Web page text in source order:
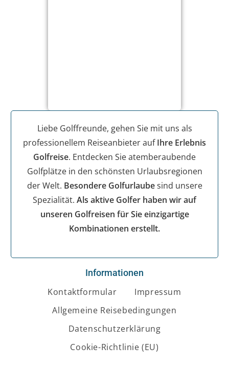
Liebe Golffreunde, gehen Sie mit uns als
professionellem Reiseanbieter aufIhre Erlebnis
Golfreise. Entdecken Sie atemberaubende
Golfplätze in den schönsten Urlaubsregionen
der Welt. Besondere Golfurlaubesind unsere
Spezialität. Als aktive Golfer haben wir auf
unseren Golfreisen für Sie einzigartige
Kombinationen erstellt.
Informationen
Kontaktformular
Impressum
Allgemeine Reisebedingungen
Datenschutzerklärung
Cookie-Richtlinie (EU)